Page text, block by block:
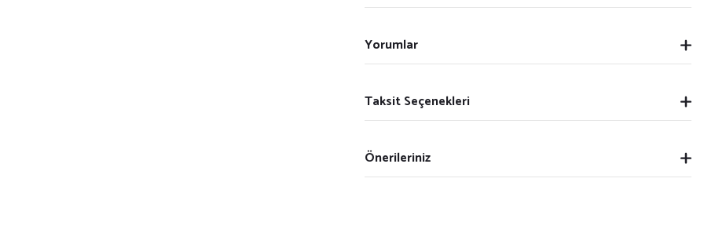
Yorumlar
Taksit Seçenekleri
Önerileriniz